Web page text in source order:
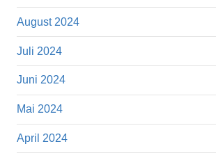
August 2024
Juli 2024
Juni 2024
Mai 2024
April 2024